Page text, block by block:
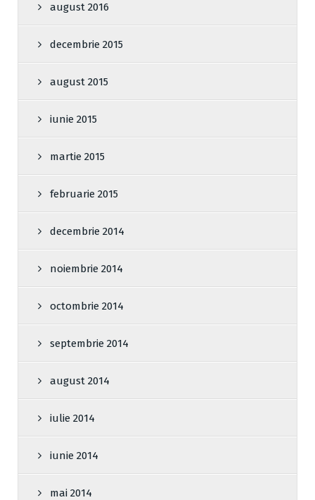
august 2016
decembrie 2015
august 2015
iunie 2015
martie 2015
februarie 2015
decembrie 2014
noiembrie 2014
octombrie 2014
septembrie 2014
august 2014
iulie 2014
iunie 2014
mai 2014